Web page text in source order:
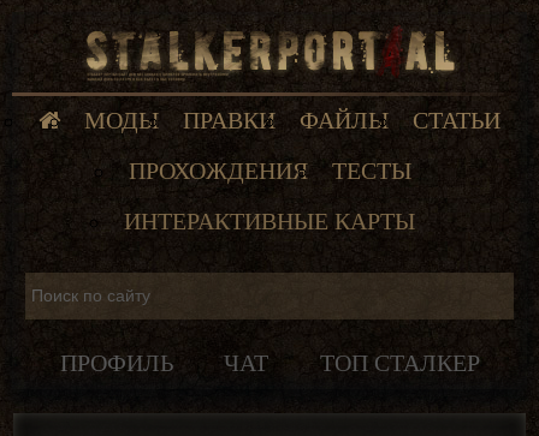
МОДЫ ПРАВКИ ФАЙЛЫ
СТАТЬИ
ПРОХОЖДЕНИЯ
ТЕСТЫ
ИНТЕРАКТИВНЫЕ КАРТЫ
ПРОФИЛЬ ЧАТ ТОП СТАЛКЕР